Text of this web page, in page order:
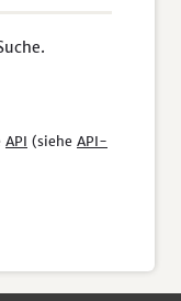
API (siehe API-